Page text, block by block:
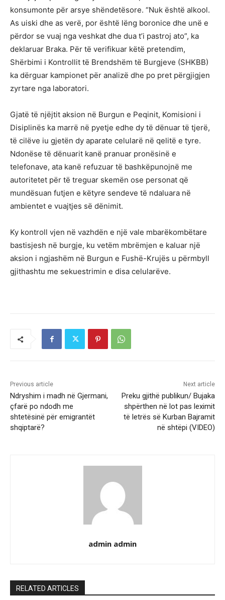
konsumonte për arsye shëndetësore. “Nuk është alkool.
As uiski dhe as verë, por është lëng boronice dhe unë e
përdor se vuaj nga veshkat dhe dua t’i pastroj ato”, ka
deklaruar Braka. Për të verifikuar këtë pretendim,
Shërbimi i Kontrollit të Brendshëm të Burgjeve (SHKBB)
ka dërguar kampionet për analizë dhe po pret përgjigjen
zyrtare nga laboratori.
Gjatë të njëjtit aksion në Burgun e Peqinit, Komisioni i
Disiplinës ka marrë në pyetje edhe dy të dënuar të tjerë,
të cilëve iu gjetën dy aparate celularë në qelitë e tyre.
Ndonëse të dënuarit kanë pranuar pronësinë e
telefonave, ata kanë refuzuar të bashkëpunojnë me
autoritetet për të treguar skemën ose personat që
mundësuan futjen e këtyre sendeve të ndaluara në
ambientet e vuajtjes së dënimit.
Ky kontroll vjen në vazhdën e një vale mbarëkombëtare
bastisjesh në burgje, ku vetëm mbrëmjen e kaluar një
aksion i ngjashëm në Burgun e Fushë-Krujës u përmbyll
gjithashtu me sekuestrimin e disa celularëve.
Previous article
Ndryshim i madh në Gjermani,
çfarë po ndodh me
shtetësinë për emigrantët
shqiptarë?
Next article
Preku gjithë publikun/ Bujaka
shpërthen në lot pas leximit
të letrës së Kurban Bajramit
në shtëpi (VIDEO)
admin admin
RELATED ARTICLES